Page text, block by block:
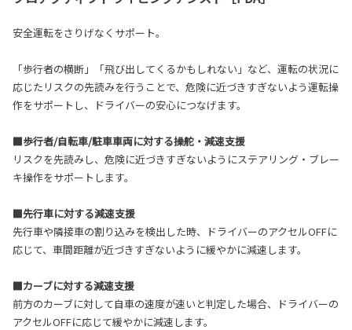
安全運転をさりげなくサポート。
「歩行者の横断」「飛び出してくるかもしれない」など、運転の状況に
応じたリスクの先読みを行うことで、危険に近づきすぎないよう運転操
作をサポートし、ドライバーの安心につなげます。
■歩行者/自転車/駐車車両に対する操舵・減速支援
リスクを先読みし、危険に近づきすぎないようにステアリング・ブレー
キ操作をサポートします。
■先行車に対する減速支援
先行車や隣接車の割り込みを検出した時、ドライバーのアクセルOFFに
応じて、車間距離が近づきすぎないように緩やかに減速します。
■カーブに対する減速支援
前方のカーブに対して自車の速度が速いと判定した場合、ドライバーの
アクセルOFFに応じて緩やかに減速します。